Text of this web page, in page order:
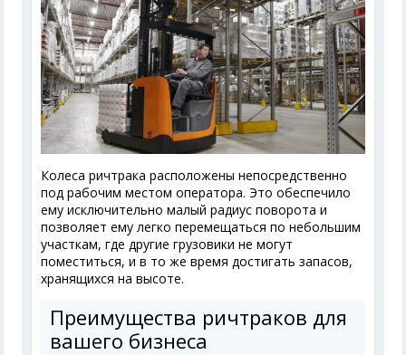
Колеса ричтрака расположены непосредственно
под рабочим местом оператора. Это обеспечило
ему исключительно малый радиус поворота и
позволяет ему легко перемещаться по небольшим
участкам, где другие грузовики не могут
поместиться, и в то же время достигать запасов,
хранящихся на высоте.
Преимущества ричтраков для
вашего бизнеса